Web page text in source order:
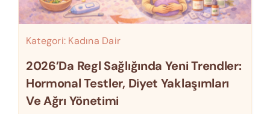
Kategori: Kadına Dair
2026’da Regl Sağlığında Yeni Trendler:
Hormonal Testler, Diyet Yaklaşımları
Ve Ağrı Yönetimi